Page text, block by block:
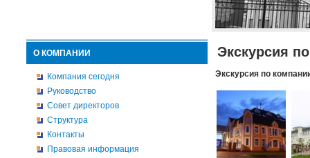
О КОМПАНИИ
Компания сегодня
Руководство
Совет директоров
Структура
Контакты
Правовая информация
Экскурсия
Экскурсия по